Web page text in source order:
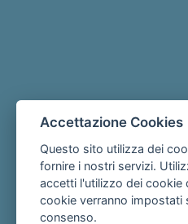
Accettazione Cookies
Questo sito utilizza dei
fornire i nostri servizi.
accetti l'utilizzo dei cookie
cookie verranno impostati
consenso.